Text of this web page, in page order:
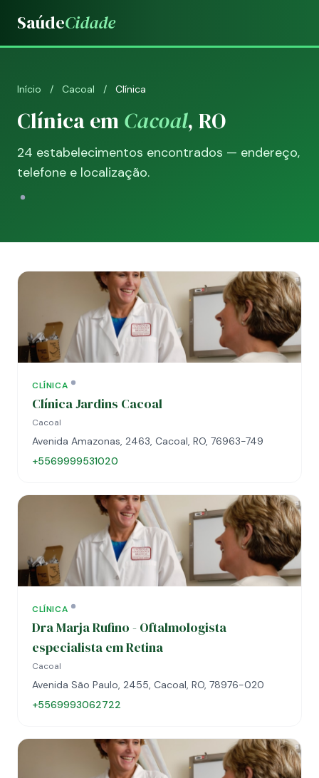
SaúdeCidade
Início / Cacoal / Clínica
Clínica emCacoal, RO
24 estabelecimentos encontrados — endereço,
telefone e localização.
CLÍNICA
Clínica Jardins Cacoal
Cacoal
Avenida Amazonas, 2463, Cacoal, RO, 76963-749
+5569999531020
CLÍNICA
Dra Marja Rufino - Oftalmologista
especialista em Retina
Cacoal
Avenida São Paulo, 2455, Cacoal, RO, 78976-020
+5569993062722